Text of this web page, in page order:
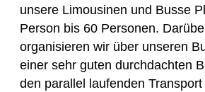
unsere Limousinen und Busse
Person bis 60 Personen.
organisieren wir über unseren
einer sehr guten durchdachten
den parallel laufenden